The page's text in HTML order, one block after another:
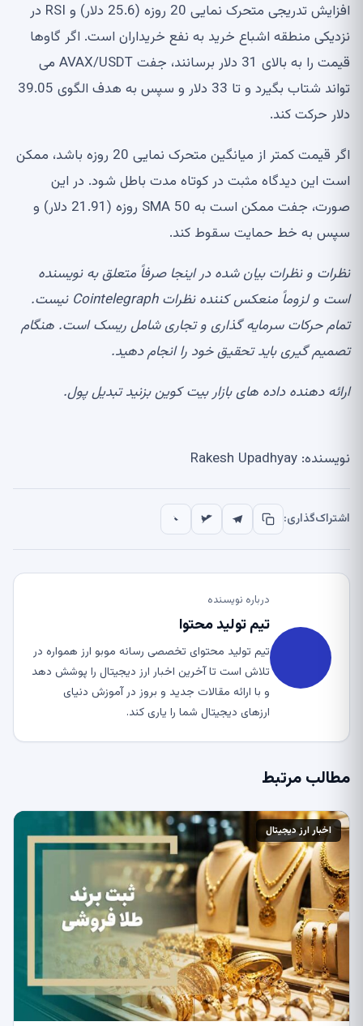
افزایش تدریجی متحرک نمایی 20 روزه (25.6 دلار) و RSI در
نزدیکی منطقه اشباع خرید به نفع خریداران است. اگر گاوها
قیمت را به بالای 31 دلار برسانند، جفت AVAX/USDT می
تواند شتاب بگیرد و تا 33 دلار و سپس به هدف الگوی 39.05
دلار حرکت کند.
اگر قیمت کمتر از میانگین متحرک نمایی 20 روزه باشد، ممکن
است این دیدگاه مثبت در کوتاه مدت باطل شود. در این
صورت، جفت ممکن است به SMA 50 روزه (21.91 دلار) و
سپس به خط حمایت سقوط کند.
نظرات و نظرات بیان شده در اینجا صرفاً متعلق به نویسنده
است و لزوماً منعکس کننده نظرات Cointelegraph نیست.
تمام حرکات سرمایه گذاری و تجاری شامل ریسک است. هنگام
تصمیم گیری باید تحقیق خود را انجام دهید.
ارائه دهنده داده های بازاربیت کوین بزنیدتبدیل پول.
نویسنده: Rakesh Upadhyay
اشتراک‌گذاری:
درباره نویسنده
تیم تولید محتوا
تیم تولید محتوای تخصصی رسانه موبو ارز همواره در
تلاش است تا آخرین اخبار ارز دیجیتال را پوشش دهد
و با ارائه مقالات جدید و بروز در آموزش دنیای
ارزهای دیجیتال شما را یاری کند.
مطالب مرتبط
اخبار ارز دیجیتال